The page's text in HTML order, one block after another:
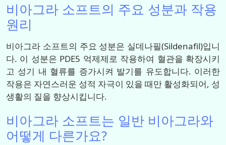
비아그라 소프트의 주요 성분과 작용
원리
비아그라 소프트의 주요 성분은 실데나필(Sildenafil)입니
다. 이 성분은 PDE5 억제제로 작용하여 혈관을 확장시키
고 성기 내 혈류를 증가시켜 발기를 유도합니다. 이러한
작용은 자연스러운 성적 자극이 있을 때만 활성화되어, 성
생활의 질을 향상시킵니다.
비아그라 소프트는 일반 비아그라와
어떻게 다른가요?